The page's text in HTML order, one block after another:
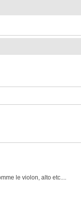
le violon, alto etc....